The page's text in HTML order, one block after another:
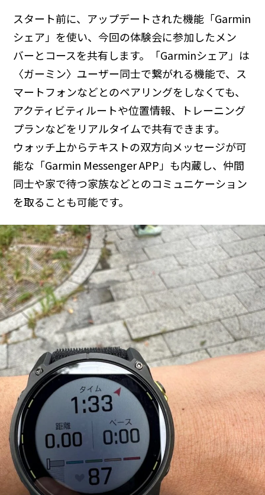
スタート前に、アップデートされた機能「Garmin
シェア」を使い、今回の体験会に参加したメン
バーとコースを共有します。「Garminシェア」は
〈ガーミン〉ユーザー同士で繋がれる機能で、ス
マートフォンなどとのペアリングをしなくても、
アクティビティルートや位置情報、トレーニング
プランなどをリアルタイムで共有できます。
ウォッチ上からテキストの双方向メッセージが可
能な「Garmin Messenger APP」も内蔵し、仲間
同士や家で待つ家族などとのコミュニケーション
を取ることも可能です。